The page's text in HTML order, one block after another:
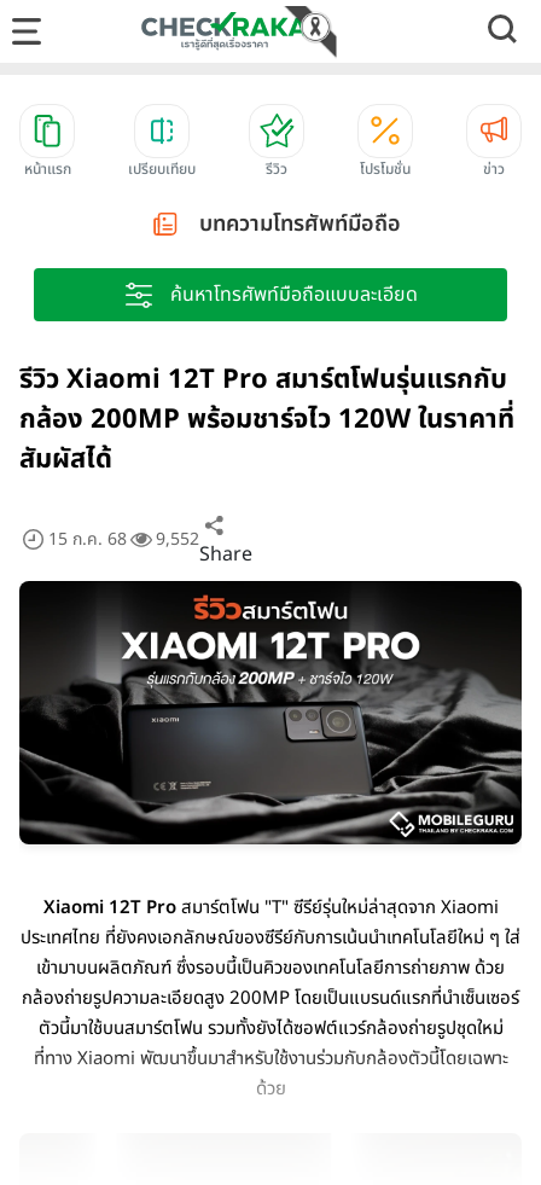
หน้าแรก เปรียบเทียบ รีวิว โปรโมชั่น ข่าว
บทความโทรศัพท์มือถือ
ค้นหาโทรศัพท์มือถือแบบละเอียด
รีวิว Xiaomi 12T Pro สมาร์ตโฟนรุ่นแรกกับ
กล้อง 200MP พร้อมชาร์จไว 120W ในราคาที่
สัมผัสได้
15 ก.ค. 68 9,552Share
Xiaomi 12T Proสมาร์ตโฟน "T" ซีรีย์รุ่นใหม่ล่าสุดจาก Xiaomi
ประเทศไทย ที่ยังคงเอกลักษณ์ของซีรีย์กับการเน้นนำเทคโนโลยีใหม่ ๆ ใส่
เข้ามาบนผลิตภัณฑ์ ซึ่งรอบนี้เป็นคิวของเทคโนโลยีการถ่ายภาพ ด้วย
กล้องถ่ายรูปความละเอียดสูง 200MP โดยเป็นแบรนด์แรกที่นำเซ็นเซอร์
ตัวนี้มาใช้บนสมาร์ตโฟน รวมทั้งยังได้ซอฟต์แวร์กล้องถ่ายรูปชุดใหม่
ที่ทาง Xiaomi พัฒนาขึ้นมาสำหรับใช้งานร่วมกับกล้องตัวนี้โดยเฉพาะ
ด้วย